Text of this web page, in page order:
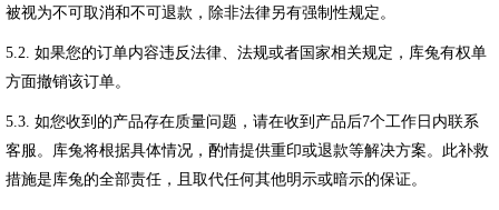
被视为不可取消和不可退款，除非法律另有强制性规定。
5.2. 如果您的订单内容违反法律、法规或者国家相关规定，库兔有权单
方面撤销该订单。
5.3. 如您收到的产品存在质量问题，请在收到产品后7个工作日内联系
客服。库兔将根据具体情况，酌情提供重印或退款等解决方案。 此补救
措施是库兔的全部责任，且取代任何其他明示或暗示的保证。